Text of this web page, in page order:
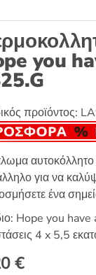
you
προϊόντος:
αυτοκόλλητο
για να
ένα
Hope you have
4 x 5,5
€